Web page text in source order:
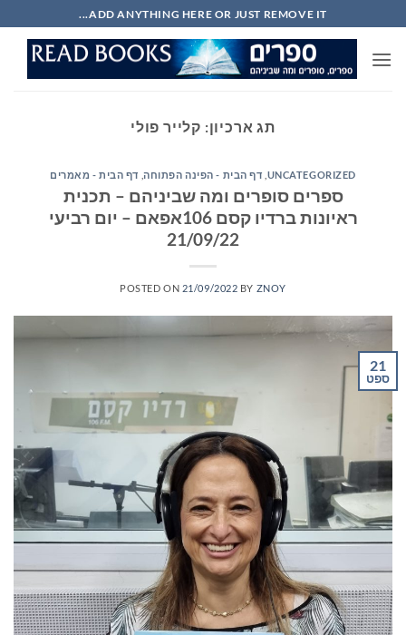
to
content
ADD ANYTHING HERE OR JUST REMOVE IT...
תג ארכיון: קלייר פולי
UNCATEGORIZED דף הבית - הפינה הפתוחה, דף הבית - מאמרים
ספרים סופרים ומה שביניהם – תכנית
ראיונות ברדיו קסם 106אפאם – יום רביעי
21/09/22
POSTED ON 21/09/2022 BY ZNOY
21
ספט